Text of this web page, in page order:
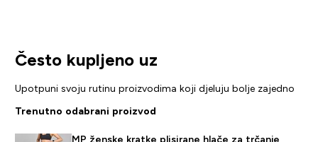
Često kupljeno uz
Upotpuni svoju rutinu proizvodima koji djeluju bolje zajedno
Trenutno odabrani proizvod
MP ženske kratke plisirane hlače za trčanje